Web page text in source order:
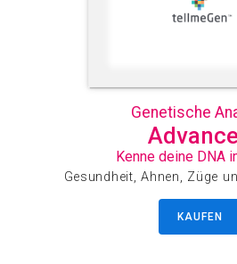
Genetische
Kenne deine DNA
Gesundheit, Ahnen, Züge
KAUFEN